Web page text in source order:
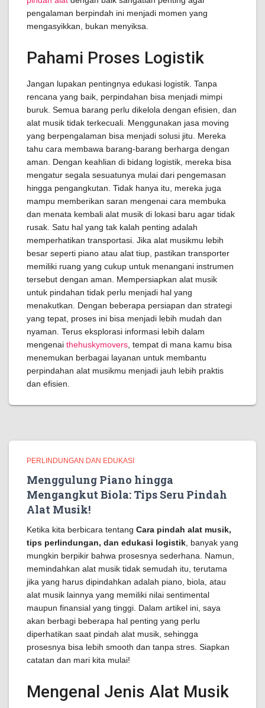
pengalaman berpindah ini menjadi momen yang
mengasyikkan, bukan menyiksa.
Pahami Proses Logistik
Jangan lupakan pentingnya edukasi logistik. Tanpa
rencana yang baik, perpindahan bisa menjadi mimpi
buruk. Semua barang perlu dikelola dengan efisien, dan
alat musik tidak terkecuali. Menggunakan jasa moving
yang berpengalaman bisa menjadi solusi jitu. Mereka
tahu cara membawa barang-barang berharga dengan
aman. Dengan keahlian di bidang logistik, mereka bisa
mengatur segala sesuatunya mulai dari pengemasan
hingga pengangkutan. Tidak hanya itu, mereka juga
mampu memberikan saran mengenai cara membuka
dan menata kembali alat musik di lokasi baru agar tidak
rusak. Satu hal yang tak kalah penting adalah
memperhatikan transportasi. Jika alat musikmu lebih
besar seperti piano atau alat tiup, pastikan transporter
memiliki ruang yang cukup untuk menangani instrumen
tersebut dengan aman. Mempersiapkan alat musik
untuk pindahan tidak perlu menjadi hal yang
menakutkan. Dengan beberapa persiapan dan strategi
yang tepat, proses ini bisa menjadi lebih mudah dan
nyaman. Terus eksplorasi informasi lebih dalam
mengenai thehuskymovers , tempat di mana kamu bisa
menemukan berbagai layanan untuk membantu
perpindahan alat musikmu menjadi jauh lebih praktis
dan efisien.
PERLINDUNGAN DAN EDUKASI
Menggulung Piano hingga
Mengangkut Biola: Tips Seru Pindah
Alat Musik!
Ketika kita berbicara tentang Cara pindah alat musik,
tips perlindungan, dan edukasi logistik , banyak yang
mungkin berpikir bahwa prosesnya sederhana. Namun,
memindahkan alat musik tidak semudah itu, terutama
jika yang harus dipindahkan adalah piano, biola, atau
alat musik lainnya yang memiliki nilai sentimental
maupun finansial yang tinggi. Dalam artikel ini, saya
akan berbagi beberapa hal penting yang perlu
diperhatikan saat pindah alat musik, sehingga
prosesnya bisa lebih smooth dan tanpa stres. Siapkan
catatan dan mari kita mulai!
Mengenal Jenis Alat Musik